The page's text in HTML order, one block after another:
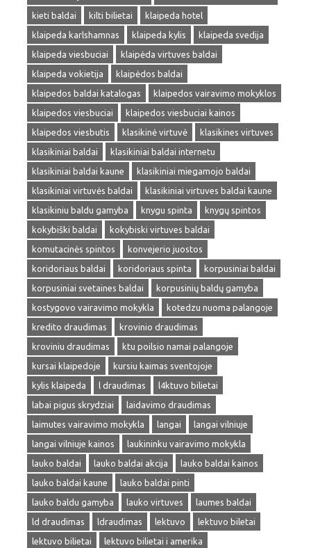
kieti baldai
kilti bilietai
klaipeda hotel
klaipeda karlshamnas
klaipeda kylis
klaipeda svedija
klaipeda viesbuciai
klaipėda virtuves baldai
klaipeda vokietija
klaipėdos baldai
klaipedos baldai katalogas
klaipedos vairavimo mokyklos
klaipedos viesbuciai
klaipedos viesbuciai kainos
klaipedos viesbutis
klasikinė virtuvė
klasikines virtuves
klasikiniai baldai
klasikiniai baldai internetu
klasikiniai baldai kaune
klasikiniai miegamojo baldai
klasikiniai virtuvės baldai
klasikiniai virtuves baldai kaune
klasikiniu baldu gamyba
knygu spinta
knygų spintos
kokybiški baldai
kokybiski virtuves baldai
komutacinės spintos
konvejerio juostos
koridoriaus baldai
koridoriaus spinta
korpusiniai baldai
korpusiniai svetaines baldai
korpusinių baldų gamyba
kostygovo vairavimo mokykla
kotedzu nuoma palangoje
kredito draudimas
krovinio draudimas
kroviniu draudimas
ktu poilsio namai palangoje
kursai klaipedoje
kursiu kaimas sventojoje
kylis klaipeda
l draudimas
l4ktuvo bilietai
labai pigus skrydziai
laidavimo draudimas
laimutes vairavimo mokykla
langai
langai vilniuje
langai vilniuje kainos
laukininku vairavimo mokykla
lauko baldai
lauko baldai akcija
lauko baldai kainos
lauko baldai kaune
lauko baldai pinti
lauko baldu gamyba
lauko virtuves
laumes baldai
ld draudimas
ldraudimas lektuvo
lektuvo biletai
lektuvo bilietai
lektuvo bilietai i amerika